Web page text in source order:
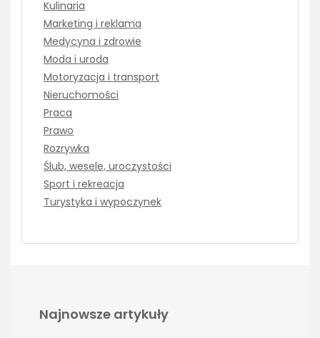
Kulinaria
Marketing i reklama
Medycyna i zdrowie
Moda i uroda
Motoryzacja i transport
Nieruchomości
Praca
Prawo
Rozrywka
Ślub, wesele, uroczystości
Sport i rekreacja
Turystyka i wypoczynek
Najnowsze artykuły